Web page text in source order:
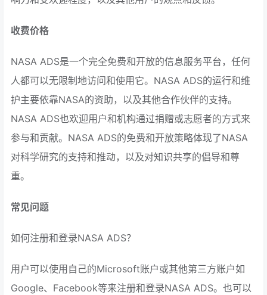
收费价格
NASA ADS是一个完全免费和开放的信息服务平台，任何
人都可以无限制地访问和使用它。NASA ADS的运行和维
护主要依靠NASA的资助，以及其他合作伙伴的支持。
NASA ADS也欢迎用户和机构通过捐赠或志愿者的方式来
参与和贡献。NASA ADS的免费和开放策略体现了NASA
对科学研究的支持和推动，以及对知识共享的倡导和尊
重。
常见问题
如何注册和登录NASA ADS？
用户可以使用自己的Microsoft账户或其他第三方账户如
Google、Facebook等来注册和登录NASA ADS。也可以